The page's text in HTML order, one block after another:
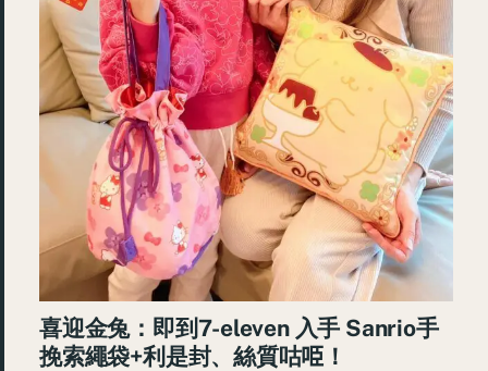
喜迎金兔：即到7-eleven 入手 Sanrio手
挽索繩袋+利是封、絲質咕𠱸！